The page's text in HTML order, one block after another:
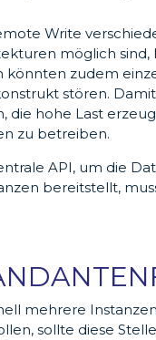
Write
möglich
zudem
stören.
hohe Last
zu betreiben.
API, um die
bereitstellt,
mehrere
sollte diese